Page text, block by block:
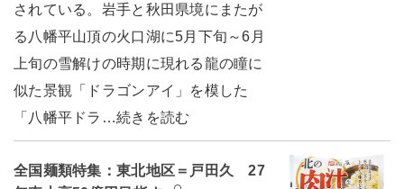
されている。岩手と秋田県境にまたが
る八幡平山頂の火口湖に5月下旬～6月
上旬の雪解けの時期に現れる龍の瞳に
似た景観「ドラゴンアイ」を模した
「八幡平ドラ…続きを読む
全国麺類特集：東北地区＝戸田久 27